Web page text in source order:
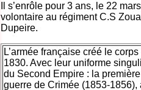
Il s’enrôle pour 3 ans, le 22
volontaire au régiment C.S
Dupeire.
L’armée française créé le
1830. Avec leur uniforme
du Second Empire : la
guerre de Crimée (1853-